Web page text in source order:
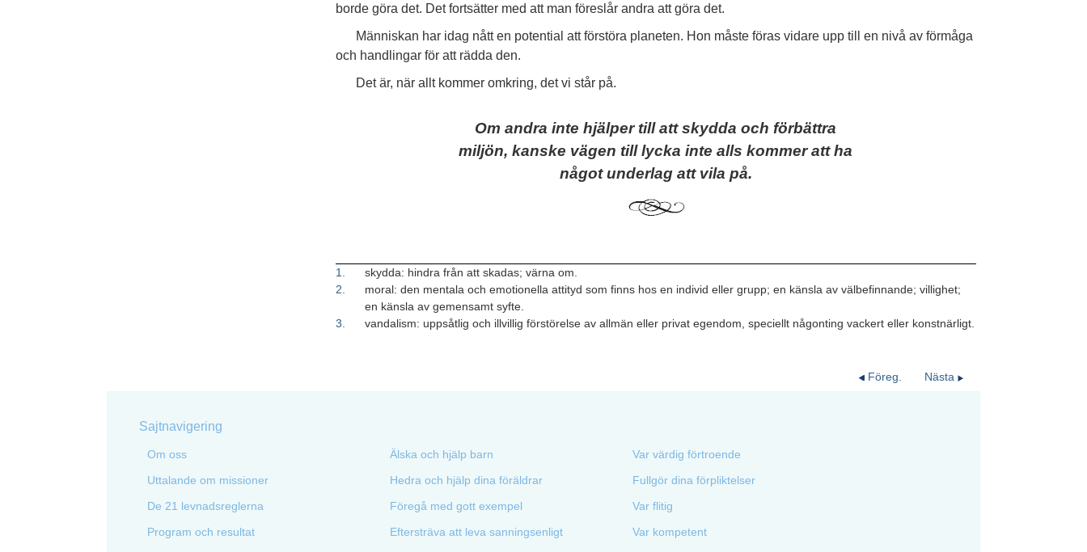
borde göra det. Det fortsätter med att man föreslår andra att göra det.
Människan har idag nått en potential att förstöra planeten. Hon måste föras vidare upp till en nivå av förmåga
och handlingar för att rädda den.
Det är, när allt kommer omkring, det vi står på.
Om andra inte hjälper till att skydda och förbättra
miljön, kanske vägen till lycka inte alls kommer att ha
något underlag att vila på.
1.
skydda: hindra från att skadas; värna om.
2.
moral: den mentala och emotionella attityd som finns hos en individ eller grupp; en känsla av välbefinnande; villighet;
en känsla av gemensamt syfte.
3. vandalism: uppsåtlig och illvillig förstörelse av allmän eller privat egendom, speciellt någonting vackert eller konstnärligt.
Nästa
Föreg.
Sajtnavigering
Om oss
Uttalande om missioner
De 21 levnadsreglerna
Program och resultat
Älska och hjälp barn
Hedra och hjälp dina föräldrar
Föregå med gott exempel
Eftersträva att leva sanningsenligt
Var värdig förtroende
Fullgör dina förpliktelser
Var flitig
Var kompetent